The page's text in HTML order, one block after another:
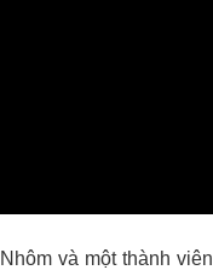
và một thành